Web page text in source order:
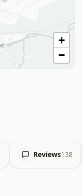
+
−
Reviews138